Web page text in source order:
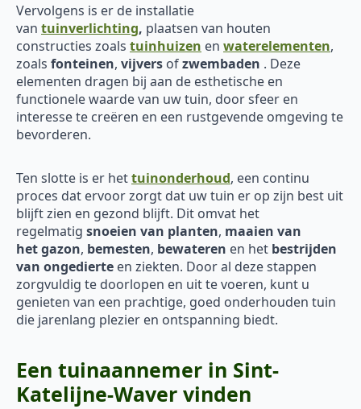
Vervolgens is er de installatie
van tuinverlichting, plaatsen van houten
constructies zoals tuinhuizen en waterelementen,
zoals fonteinen, vijvers ofzwembaden . Deze
elementen dragen bij aan de esthetische en
functionele waarde van uw tuin, door sfeer en
interesse te creëren en een rustgevende omgeving te
bevorderen.
Ten slotte is er hettuinonderhoud, een continu
proces dat ervoor zorgt dat uw tuin er op zijn best uit
blijft zien en gezond blijft. Dit omvat het
regelmatig snoeien van planten, maaien van
hetgazon, bemesten, bewateren en het bestrijden
van ongedierte en ziekten. Door al deze stappen
zorgvuldig te doorlopen en uit te voeren, kunt u
genieten van een prachtige, goed onderhouden tuin
die jarenlang plezier en ontspanning biedt.
Een tuinaannemer in Sint-
Katelijne-Waver vinden